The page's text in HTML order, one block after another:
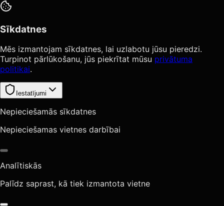
Sīkdatnes
Mēs izmantojam sīkdatnes, lai uzlabotu jūsu pieredzi.
Turpinot pārlūkošanu, jūs piekrītat mūsu privātuma
politikai.
Iestatījumi
Nepieciešamās sīkdatnes
Nepieciešamas vietnes darbībai
Analītiskās
Palīdz saprast, kā tiek izmantota vietne